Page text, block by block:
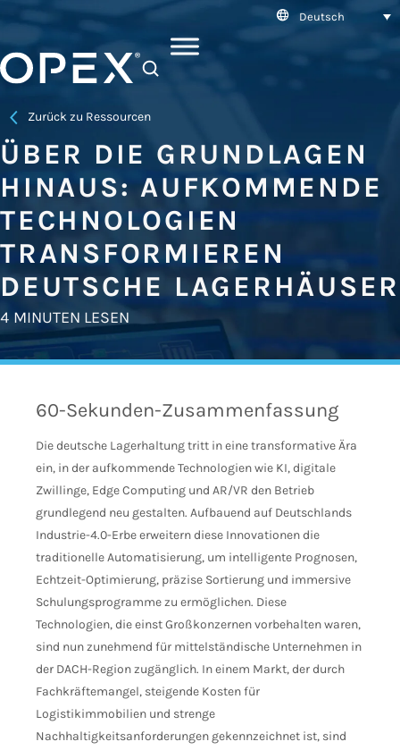
Deutsch
Zurück zu Ressourcen
ÜBER DIE GRUNDLAGEN
HINAUS: AUFKOMMENDE
TECHNOLOGIEN
TRANSFORMIEREN
DEUTSCHE LAGERHÄUSER
4 MINUTEN LESEN
60-Sekunden-Zusammenfassung
Die deutsche Lagerhaltung tritt in eine transformative Ära
ein, in der aufkommende Technologien wie KI, digitale
Zwillinge, Edge Computing und AR/VR den Betrieb
grundlegend neu gestalten. Aufbauend auf Deutschlands
Industrie-4.0-Erbe erweitern diese Innovationen die
traditionelle Automatisierung, um intelligente Prognosen,
Echtzeit-Optimierung, präzise Sortierung und immersive
Schulungsprogramme zu ermöglichen. Diese
Technologien, die einst Großkonzernen vorbehalten waren,
sind nun zunehmend für mittelständische Unternehmen in
der DACH-Region zugänglich. In einem Markt, der durch
Fachkräftemangel, steigende Kosten für
Logistikimmobilien und strenge
Nachhaltigkeitsanforderungen gekennzeichnet ist, sind